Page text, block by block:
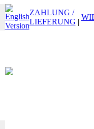
ZAHLUNG /
LIEFERUNG |